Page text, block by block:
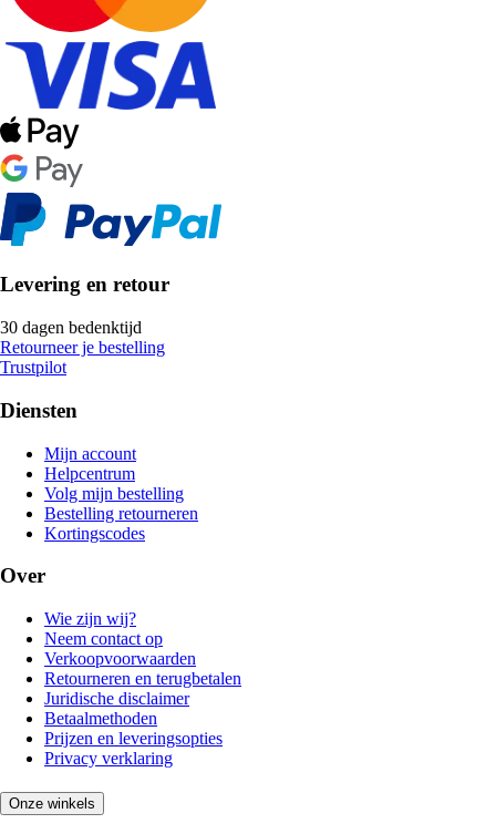
Levering en retour
30 dagen bedenktijd
Retourneer je bestelling
Trustpilot
Diensten
Mijn account
Helpcentrum
Volg mijn bestelling
Bestelling retourneren
Kortingscodes
Over
Wie zijn wij?
Neem contact op
Verkoopvoorwaarden
Retourneren en terugbetalen
Juridische disclaimer
Betaalmethoden
Prijzen en leveringsopties
Privacy verklaring
Onze winkels